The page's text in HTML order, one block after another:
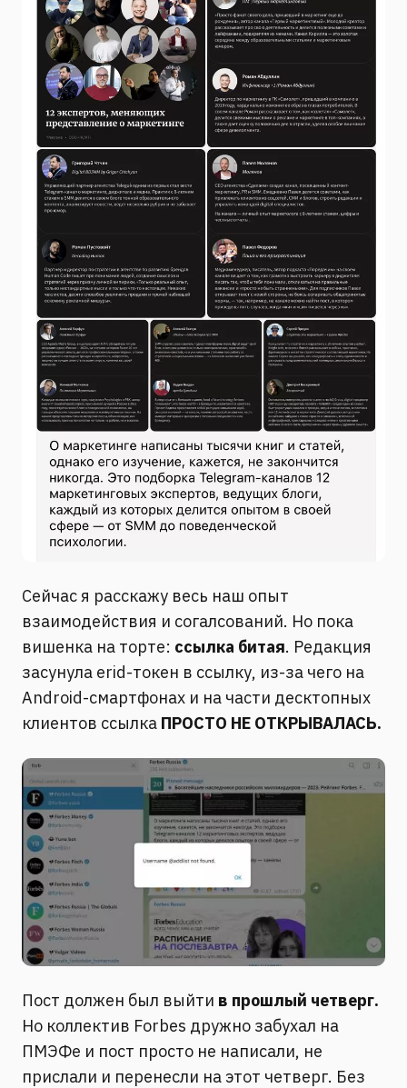
Сейчас я расскажу весь наш опыт
взаимодействия и согалсований. Но пока
вишенка на торте: ссылка битая. Редакция
засунула erid-токен в ссылку, из-за чего на
Android-смартфонах и на части десктопных
клиентов ссылка ПРОСТО НЕ ОТКРЫВАЛАСЬ.
Пост должен был выйти в прошлый четверг.
Но коллектив Forbes дружно забухал на
ПМЭФе и пост просто не написали, не
прислали и перенесли на этот четверг. Без